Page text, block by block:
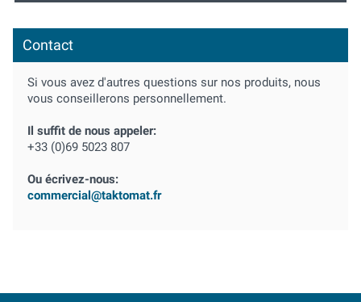
Contact
Si vous avez d'autres questions sur nos produits, nous
vous conseillerons personnellement.
Il suffit de nous appeler:
+33 (0)69 5023 807
Ou écrivez-nous:
commercial@taktomat.fr